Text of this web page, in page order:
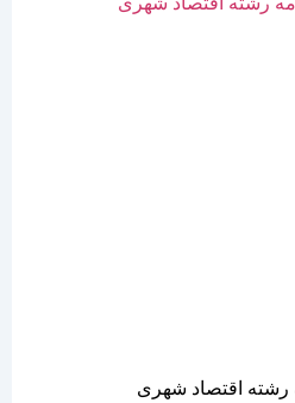
رشته اقتصاد شهری